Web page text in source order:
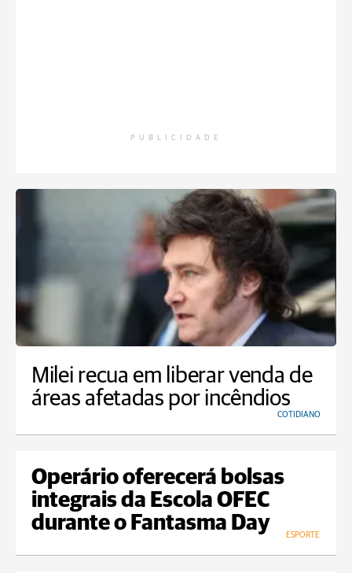
PUBLICIDADE
Milei recua em liberar venda de
áreas afetadas por incêndios
COTIDIANO
Operário oferecerá bolsas
integrais da Escola OFEC
durante o Fantasma Day
ESPORTE